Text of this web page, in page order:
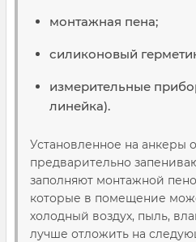
монтажная пена;
силиконовый
измерительные
линейка).
Установленное на анкеры
предварительно
заполняют монтажной
которые в помещение
холодный воздух, пыль,
лучше отложить на